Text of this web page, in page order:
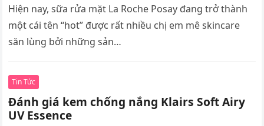
Hiện nay, sữa rửa mặt La Roche Posay đang trở thành
một cái tên “hot” được rất nhiều chị em mê skincare
săn lùng bởi những sản…
Tin Tức
Đánh giá kem chống nắng Klairs Soft Airy
UV Essence